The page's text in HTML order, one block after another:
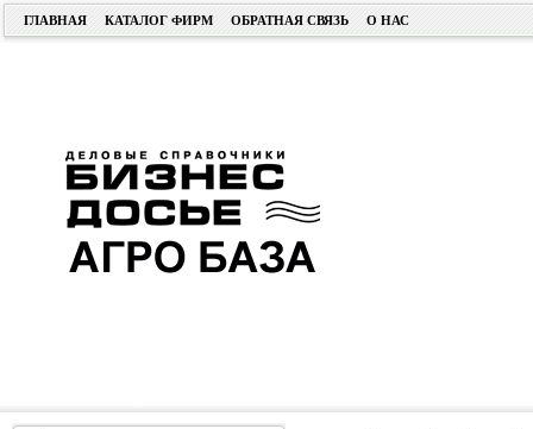
ГЛАВНАЯ КАТАЛОГ ФИРМ ОБРАТНАЯ СВЯЗЬ О НАС